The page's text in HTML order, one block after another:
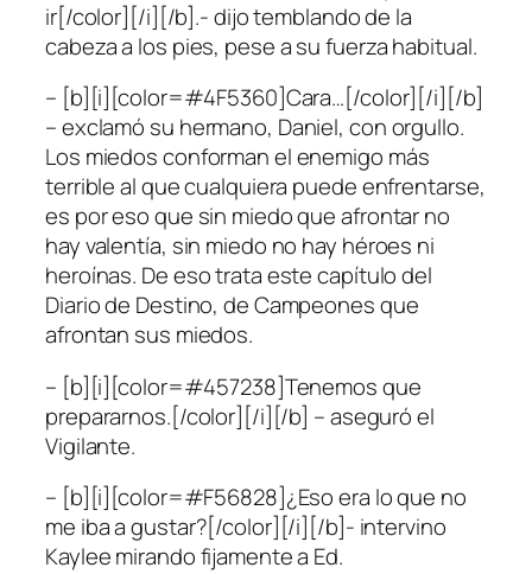
ir[/color][/i][/b].- dijo temblando de la
cabeza a los pies, pese a su fuerza habitual.
– [b][i][color=#4F5360]Cara…[/color][/i][/b]
– exclamó su hermano, Daniel, con orgullo.
Los miedos conforman el enemigo más
terrible al que cualquiera puede enfrentarse,
es por eso que sin miedo que afrontar no
hay valentía, sin miedo no hay héroes ni
heroínas. De eso trata este capítulo del
Diario de Destino, de Campeones que
afrontan sus miedos.
– [b][i][color=#457238]Tenemos que
prepararnos.[/color][/i][/b] – aseguró el
Vigilante.
– [b][i][color=#F56828]¿Eso era lo que no
me iba a gustar?[/color][/i][/b]- intervino
Kaylee mirando fijamente a Ed.